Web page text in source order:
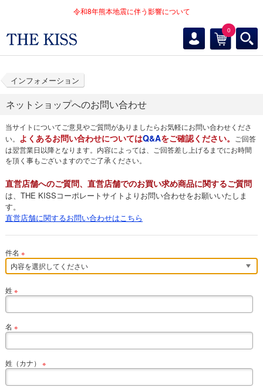
令和8年熊本地震に伴う影響について
0
インフォメーション
ネットショップへのお問い合わせ
当サイトについてご意見やご質問がありましたらお気軽にお問い合わせくださ
い。 よくあるお問い合わせについてはQ&Aをご確認ください。
ご回答
は翌営業日以降となります。内容によっては、ご回答差し上げるまでにお時間
を頂く事もございますのでご了承ください。
直営店舗へのご質問、直営店舗でのお買い求め商品に関するご質問
は、THE KISSコーポレートサイトよりお問い合わせをお願いいたしま
す。
直営店舗に関するお問い合わせはこちら
件名 ※
姓 ※
名 ※
姓（カナ） ※